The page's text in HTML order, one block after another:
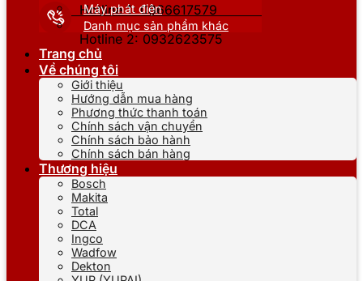
Hotline 1: 0866617579
Hotline 2: 0932623575
Máy phát điện
Danh mục sản phẩm khác
Trang chủ
Về chúng tôi
Giới thiệu
Hướng dẫn mua hàng
Phương thức thanh toán
Chính sách vận chuyển
Chính sách bảo hành
Chính sách bán hàng
Thương hiệu
Bosch
Makita
Total
DCA
Ingco
Wadfow
Dekton